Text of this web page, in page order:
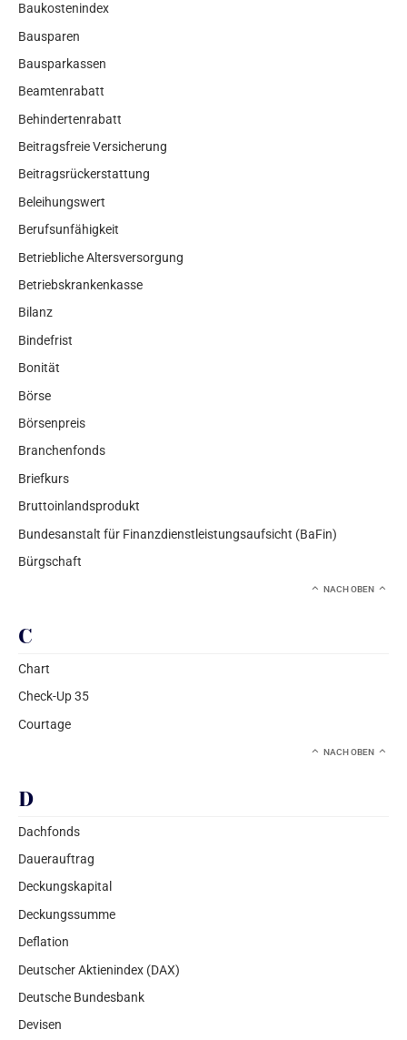
Baukostenindex
Bausparen
Bausparkassen
Beamtenrabatt
Behindertenrabatt
Beitragsfreie Versicherung
Beitragsrückerstattung
Beleihungswert
Berufsunfähigkeit
Betriebliche Altersversorgung
Betriebskrankenkasse
Bilanz
Bindefrist
Bonität
Börse
Börsenpreis
Branchenfonds
Briefkurs
Bruttoinlandsprodukt
Bundesanstalt für Finanzdienstleistungsaufsicht (BaFin)
Bürgschaft
NACH OBEN
C
Chart
Check-Up 35
Courtage
NACH OBEN
D
Dachfonds
Dauerauftrag
Deckungskapital
Deckungssumme
Deflation
Deutscher Aktienindex (DAX)
Deutsche Bundesbank
Devisen